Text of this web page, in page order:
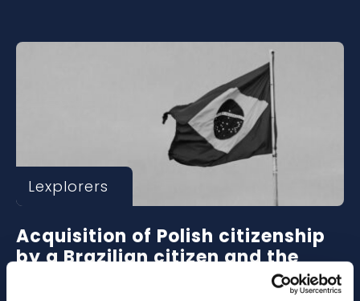
Lexplorers
Acquisition of Polish citizenship
by a Brazilian citizen and the